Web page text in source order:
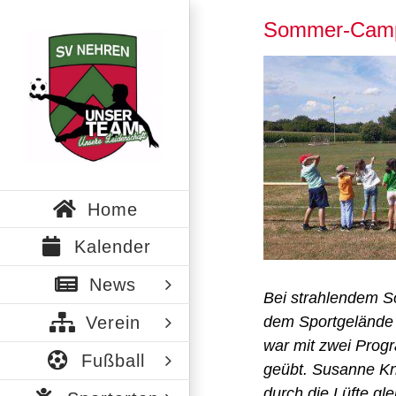
springen
Home
Kalender
News
Verein
Fußball
Sommer-
grösseres
Bild
Bei strahlendem
dem
war mit zwei
geübt. Susanne